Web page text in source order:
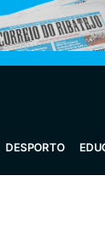
DESPORTO